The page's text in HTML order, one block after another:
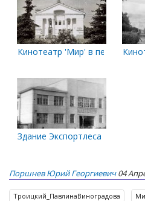
Кинотеатр 'Мир' в период
Здание Экспортлеса
Поршнев Юрий Георгиевич 04
Троицкий_ПавлинаВиноградова